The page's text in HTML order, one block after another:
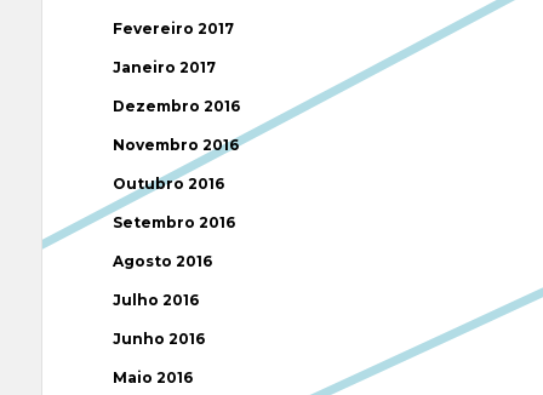
Fevereiro 2017
Janeiro 2017
Dezembro 2016
Novembro 2016
Outubro 2016
Setembro 2016
Agosto 2016
Julho 2016
Junho 2016
Maio 2016